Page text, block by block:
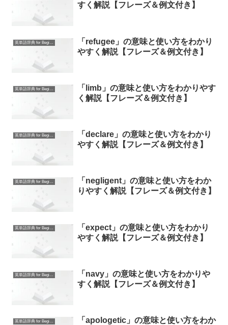
すく解説【フレーズ＆例文付き】
英単語辞典 for Beginners
「refugee」の意味と使い方をわかり
やすく解説【フレーズ＆例文付き】
英単語辞典 for Beginners
「limb」の意味と使い方をわかりやす
く解説【フレーズ＆例文付き】
英単語辞典 for Beginners
「declare」の意味と使い方をわかり
やすく解説【フレーズ＆例文付き】
英単語辞典 for Beginners
「negligent」の意味と使い方をわか
りやすく解説【フレーズ＆例文付き】
英単語辞典 for Beginners
「expect」の意味と使い方をわかり
やすく解説【フレーズ＆例文付き】
英単語辞典 for Beginners
「navy」の意味と使い方をわかりや
すく解説【フレーズ＆例文付き】
英単語辞典 for Beginners
「apologetic」の意味と使い方をわか